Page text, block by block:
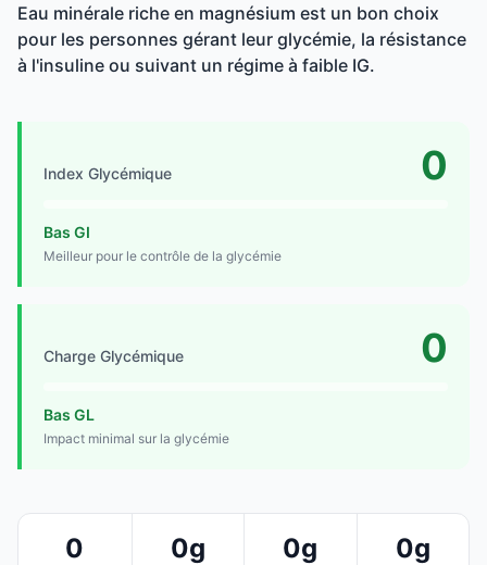
Eau minérale riche en magnésium est un bon choix
pour les personnes gérant leur glycémie, la résistance
à l'insuline ou suivant un régime à faible IG.
Index Glycémique 0
Bas GI
Meilleur pour le contrôle de la glycémie
Charge Glycémique 0
Bas GL
Impact minimal sur la glycémie
0 0g 0g 0g